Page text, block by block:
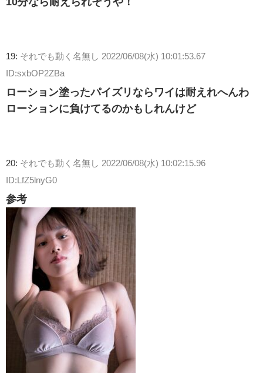
19: それでも動く名無し 2022/06/08(水) 10:01:53.67
ID:sxbOP2ZBa
ローション塗ったパイズリならワイは耐えれへんわ
ローションに負けてるのかもしれんけど
20: それでも動く名無し 2022/06/08(水) 10:02:15.96
ID:LfZ5lnyG0
参考